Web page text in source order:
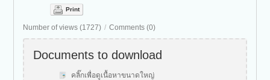
Print
Number of views (1727) / Comments (0)
Documents to download
คลิ๊กเพื่อดูเนื้อหาขนาดใหญ่